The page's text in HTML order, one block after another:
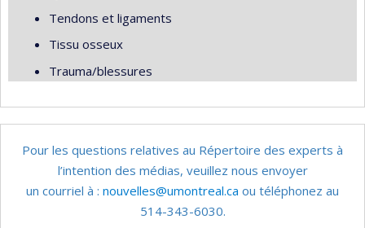
Tendons et ligaments
Tissu osseux
Trauma/blessures
Pour les questions relatives au Répertoire des experts à
l’intention des médias, veuillez nous envoyer
un courriel à : nouvelles@umontreal.ca ou téléphonez au
514-343-6030.